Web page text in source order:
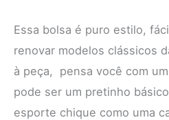
Essa bolsa é puro estilo,
renovar modelos clássicos
à peça, pensa você com
pode ser um pretinho
esporte chique como uma